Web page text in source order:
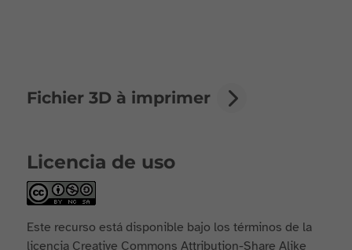
Fichier 3D à imprimer
Licencia de uso
Este recurso está disponible bajo los términos de la
licencia Creative Commons Attribution-Share Alike